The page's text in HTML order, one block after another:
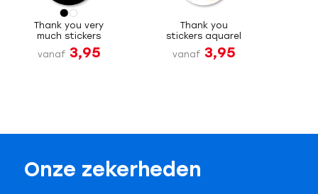
Thank you very
much stickers
vanaf 3,95
Thank you
stickers aquarel
vanaf 3,95
Onze zekerheden